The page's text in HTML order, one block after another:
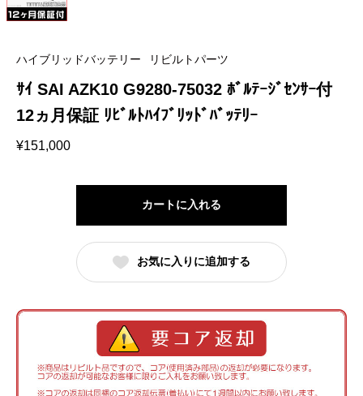
ハイブリッドバッテリー リビルトパーツ
ｻｲ SAI AZK10 G9280-75032 ﾎﾞﾙﾃｰｼﾞｾﾝｻｰ付
12ヵ月保証 ﾘﾋﾞﾙﾄﾊｲﾌﾞﾘｯﾄﾞﾊﾞｯﾃﾘｰ
¥151,000
カートに入れる
お気に入りに追加する